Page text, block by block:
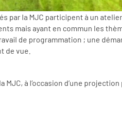
par la MJC participent à un
mais ayant en commun les
de programmation ; une
de vue.
à l’occasion d’une projection